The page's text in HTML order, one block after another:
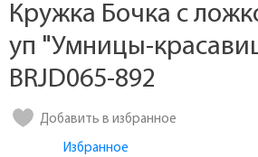
Кружка Бочка с
уп "Умницы-
BRJD065-892
Добавить в избранное
Избранное